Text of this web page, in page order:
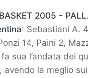
2005 -
: Sebastiani A.
14, Paini 2,
sua l’andata dei
avendo la meglio